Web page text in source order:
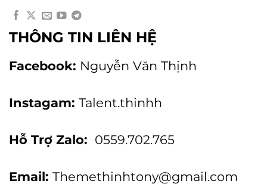
THÔNG TIN LIÊN HỆ
Facebook: Nguyễn Văn Thịnh
Instagam: Talent.thinhh
Hỗ Trợ Zalo: 0559.702.765
Email: Themethinhtony@gmail.com